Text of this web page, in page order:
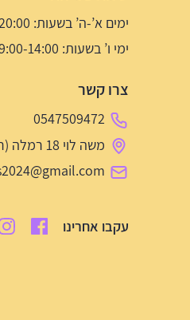
ימים א’-ה’ בשעות: 09:00-20:00
ימי ו’ בשעות: 09:00-14:00
צרו קשר
0547509472
משה לוי 18 רמלה (רשום מסיבאבלס על השלט בחנות)
עקבו אחרינו